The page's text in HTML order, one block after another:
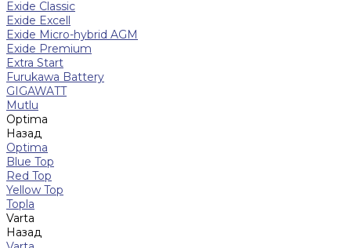
Exide Classic
Exide Excell
Exide Micro-hybrid AGM
Exide Premium
Extra Start
Furukawa Battery
GIGAWATT
Mutlu
Optima
Назад
Optima
Blue Top
Red Top
Yellow Top
Topla
Varta
Назад